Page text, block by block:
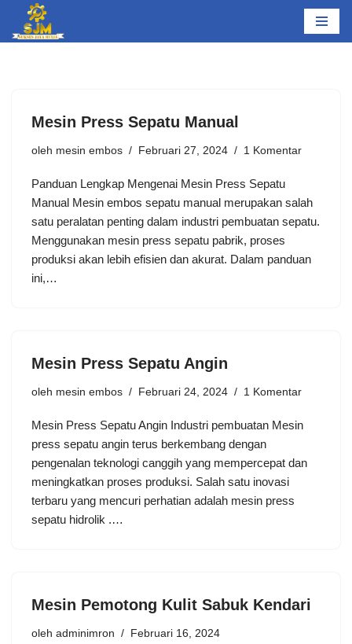
Lompat
Mesin Press Sepatu Manual
oleh mesin embos Februari 27, 2024 1 Komentar
Panduan Lengkap Mengenai Mesin Press Sepatu
Manual Mesin embos sepatu manual merupakan salah
satu peralatan penting dalam industri pembuatan sepatu.
Menggunakan mesin press sepatu pabrik, proses
produksi akan lebih efisien dan akurat. Dalam panduan
ini,…
Mesin Press Sepatu Angin
oleh mesin embos Februari 24, 2024 1 Komentar
Mesin Press Sepatu Angin Industri pembuatan Mesin
press sepatu angin terus berkembang dengan
pengenalan teknologi canggih yang mempercepat dan
meningkatkan proses produksi. Salah satu inovasi
terbaru yang mencuri perhatian adalah mesin press
sepatu hidrolik .…
Mesin Pemotong Kulit Sabuk Kendari
oleh adminimron Februari 16, 2024